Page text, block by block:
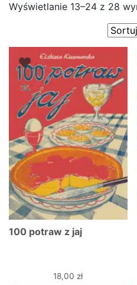
Wyświetlanie 13–24 z 28
100 potraw z jaj
18,00 zł